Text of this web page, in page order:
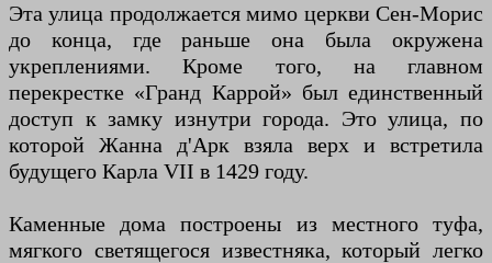
Эта улица продолжается мимо церкви Сен-Морис
до конца, где раньше она была окружена
укреплениями. Кроме того, на главном
перекрестке «Гранд Каррой» был единственный
доступ к замку изнутри города. Это улица, по
которой Жанна д'Арк взяла верх и встретила
будущего Карла VII в 1429 году.
Каменные дома построены из местного туфа,
мягкого светящегося известняка, который легко